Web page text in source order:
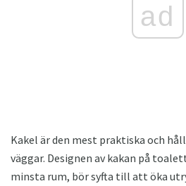
ad
Kakel är den mest praktiska och
väggar. Designen av kakan på
minsta rum, bör syfta till att öka